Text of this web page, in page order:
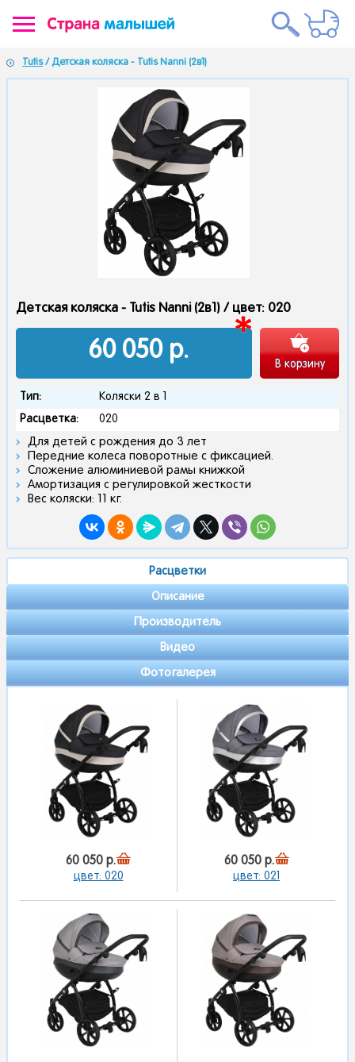
Tutis/ Детская коляска - Tutis Nanni (2в1)
Детская коляска - Tutis Nanni (2в1) / цвет: 020
60 050р.
В корзину
Тип: Коляски 2 в 1
Расцветка: 020
Для детей с рождения до 3 лет
Передние колеса поворотные с фиксацией.
Сложение алюминиевой рамы книжкой
Амортизация с регулировкой жесткости
Вес коляски: 11 кг.
Расцветки
Описание
Производитель
Видео
Фотогалерея
60 050 р.
цвет: 020
60 050 р.
цвет: 021